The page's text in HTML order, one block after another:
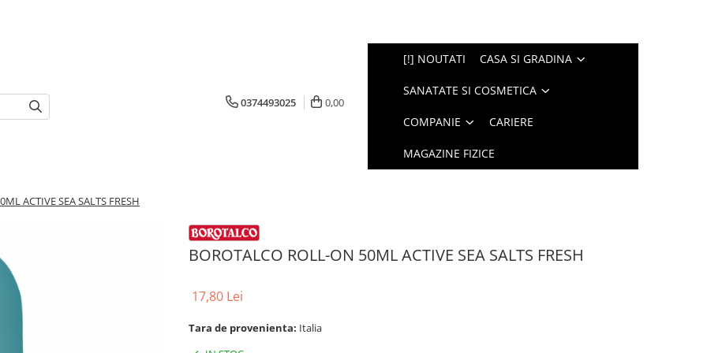
0374493025 0,00
[!] NOUTATI CASA SI GRADINA
SANATATE SI COSMETICA
COMPANIE CARIERE
MAGAZINE FIZICE
ACTIVE SEA SALTS FRESH
BOROTALCO ROLL-ON 50ML ACTIVE SEA SALTS FRESH
17,80 Lei
Tara de provenienta: Italia